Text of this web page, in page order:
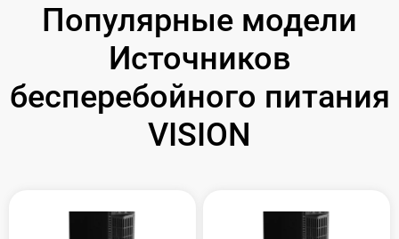
Популярные модели
Источников
бесперебойного питания
VISION